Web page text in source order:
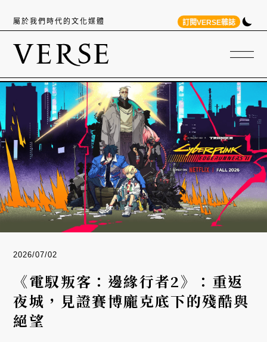
屬於我們時代的文化媒體 訂閱VERSE雜誌
2026/07/02
《電馭叛客：邊緣行者2》：重返
夜城，見證賽博龐克底下的殘酷與
絕望